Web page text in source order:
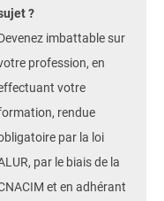
?
imbattable sur
profession, en
votre
rendue
par la loi
par le biais de la
et en adhérant